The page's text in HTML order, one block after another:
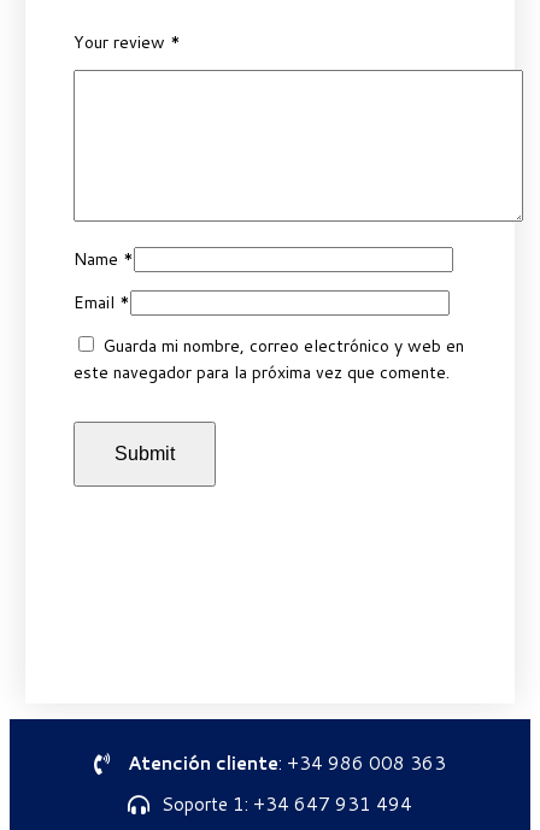
Your review *
Name *
Email *
Guarda mi nombre, correo electrónico y web en
este navegador para la próxima vez que comente.
Atención cliente: +34 986 008 363
Soporte 1: +34 647 931 494